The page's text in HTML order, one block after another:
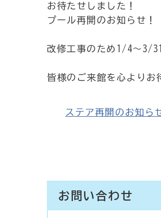
お待たせしました！
プール再開のお知らせ！
改修工事のため1/4～3/
皆様のご来館を心よりお
ステア再開のお知ら
お問い合わせ